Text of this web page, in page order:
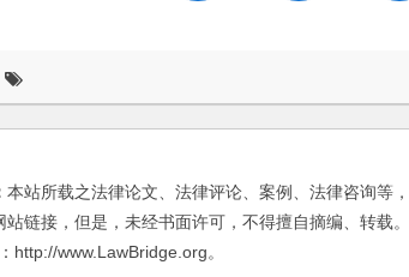
本站所载之法律论文、法律评论、案例、法律咨询等
站链接，但是，未经书面许可，不得擅自摘编、转载
http://www.LawBridge.org。